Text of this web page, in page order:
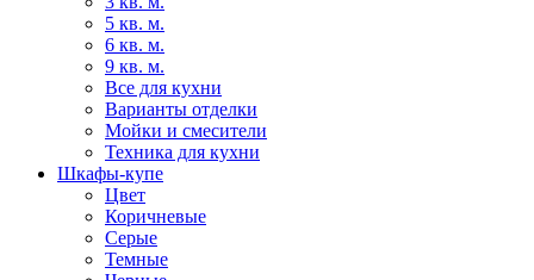
5 кв. м.
6 кв. м.
9 кв. м.
Все для кухни
Варианты отделки
Мойки и смесители
Техника для кухни
Шкафы-купе
Цвет
Коричневые
Серые
Темные